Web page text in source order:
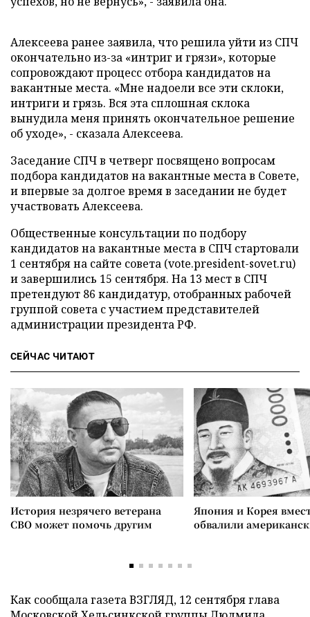
Алексеева ранее заявила, что решила уйти из СПЧ
окончательно из-за «интриг и грязи», которые
сопровождают процесс отбора кандидатов на
вакантные места. «Мне надоели все эти склоки,
интриги и грязь. Вся эта сплошная склока
вынудила меня принять окончательное решение
об уходе», - сказала Алексеева.
Заседание СПЧ в четверг посвящено вопросам
подбора кандидатов на вакантные места в Совете,
и впервые за долгое время в заседании не будет
участвовать Алексеева.
Общественные консультации по подбору
кандидатов на вакантные места в СПЧ стартовали
1 сентября на сайте совета (vote.president-sovet.ru)
и завершились 15 сентября. На 13 мест в СПЧ
претендуют 86 кандидатур, отобранных рабочей
группой совета с участием представителей
администрации президента РФ.
СЕЙЧАС ЧИТАЮТ
История незрячего ветерана
СВО может помочь другим
Япония и Корея
обвалили
Как сообщала газета ВЗГЛЯД, 12 сентября глава